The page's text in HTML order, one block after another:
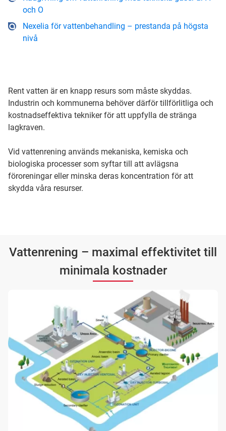
och O
Nexelia för vattenbehandling – prestanda på högsta
nivå
Rent vatten är en knapp resurs som måste skyddas.
Industrin och kommunerna behöver därför tillförlitliga och
kostnadseffektiva tekniker för att uppfylla de stränga
lagkraven.
Vid vattenrening används mekaniska, kemiska och
biologiska processer som syftar till att avlägsna
föroreningar eller minska deras koncentration för att
skydda våra resurser.
Vattenrening – maximal effektivitet till
minimala kostnader